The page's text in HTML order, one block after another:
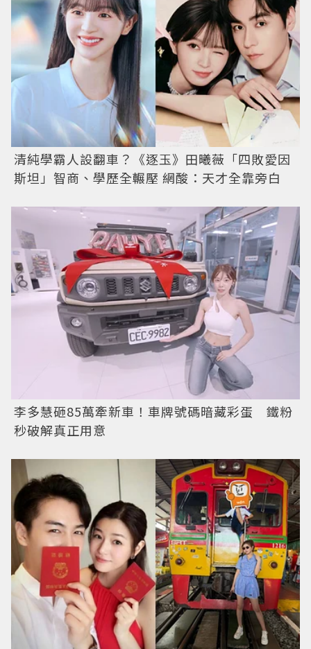
清純學霸人設翻車？《逐玉》田曦薇「四敗愛因
斯坦」智商、學歷全輾壓 網酸：天才全靠旁白
李多慧砸85萬牽新車！車牌號碼暗藏彩蛋 鐵粉
秒破解真正用意